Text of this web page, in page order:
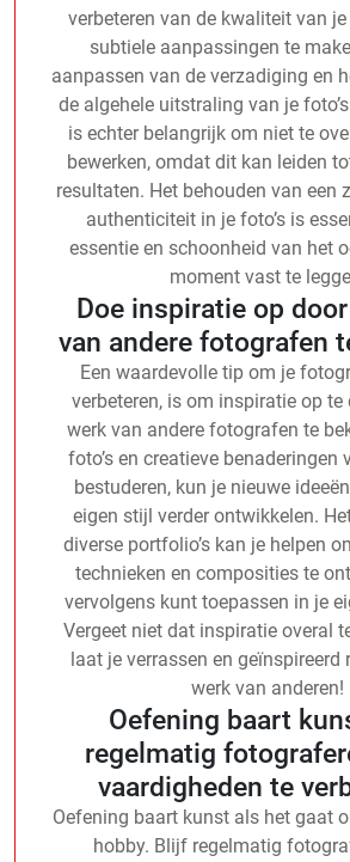
verbeteren van de kwaliteit van
subtiele aanpassingen te
aanpassen van de verzadiging en
de algehele uitstraling van je
is echter belangrijk om niet te
bewerken, omdat dit kan leiden
resultaten. Het behouden van een
authenticiteit in je foto’s is
essentie en schoonheid van het
moment vast te
Doe inspiratie op
van andere fotografen
Een waardevolle tip om je
verbeteren, is om inspiratie op te
werk van andere fotografen te
foto’s en creatieve benaderingen
bestuderen, kun je nieuwe
eigen stijl verder ontwikkelen.
diverse portfolio’s kan je helpen
technieken en composities te
vervolgens kunt toepassen in je
Vergeet niet dat inspiratie overal
laat je verrassen en geïnspireerd
werk van anderen!
Oefening baart
regelmatig
vaardigheden te
Oefening baart kunst als het gaat
hobby. Blijf regelmatig